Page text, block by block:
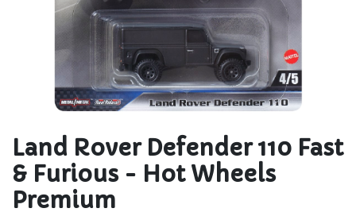
Land Rover Defender 110 Fast
& Furious - Hot Wheels
Premium